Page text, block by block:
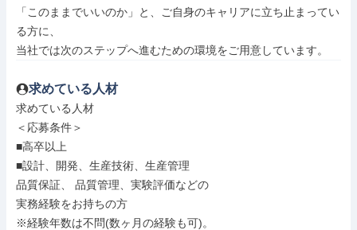
「このままでいいのか」と、ご自身のキャリアに立ち止まってい
る方に、
当社では次のステップへ進むための環境をご用意しています。
求めている人材
求めている人材
＜応募条件＞
■高卒以上
■設計、開発、生産技術、生産管理
品質保証、 品質管理、実験評価などの
実務経験をお持ちの方
※経験年数は不問(数ヶ月の経験も可)。